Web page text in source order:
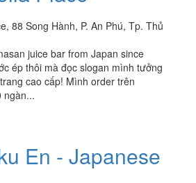
- Fruit Juice
Place
88 Song Hành, P. An Phú, Tp. Thủ
ngàn...